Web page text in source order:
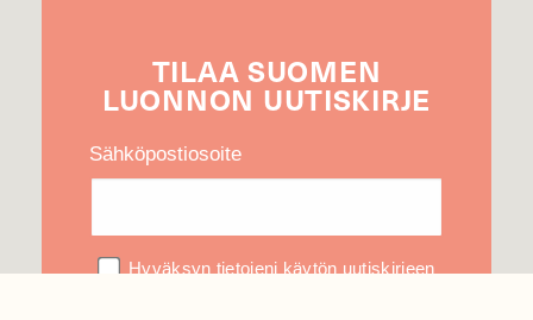
TILAA SUOMEN
LUONNON UUTIS­KIRJE
Sähköpostiosoite
Hyväksyn tietojeni käytön uutiskirjeen